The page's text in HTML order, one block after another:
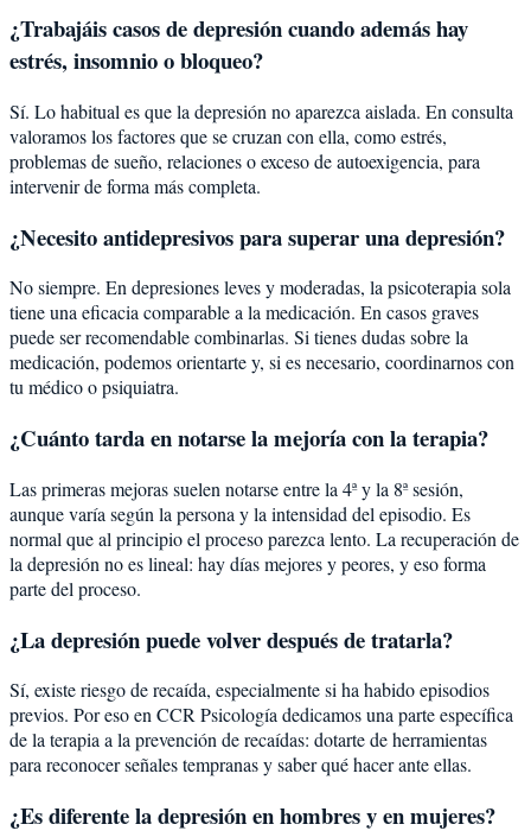
¿Trabajáis casos de depresión cuando además hay
estrés, insomnio o bloqueo?
Sí. Lo habitual es que la depresión no aparezca aislada. En consulta
valoramos los factores que se cruzan con ella, como estrés,
problemas de sueño, relaciones o exceso de autoexigencia, para
intervenir de forma más completa.
¿Necesito antidepresivos para superar una depresión?
No siempre. En depresiones leves y moderadas, la psicoterapia sola
tiene una eficacia comparable a la medicación. En casos graves
puede ser recomendable combinarlas. Si tienes dudas sobre la
medicación, podemos orientarte y, si es necesario, coordinarnos con
tu médico o psiquiatra.
¿Cuánto tarda en notarse la mejoría con la terapia?
Las primeras mejoras suelen notarse entre la 4ª y la 8ª sesión,
aunque varía según la persona y la intensidad del episodio. Es
normal que al principio el proceso parezca lento. La recuperación de
la depresión no es lineal: hay días mejores y peores, y eso forma
parte del proceso.
¿La depresión puede volver después de tratarla?
Sí, existe riesgo de recaída, especialmente si ha habido episodios
previos. Por eso en CCR Psicología dedicamos una parte específica
de la terapia a la prevención de recaídas: dotarte de herramientas
para reconocer señales tempranas y saber qué hacer ante ellas.
¿Es diferente la depresión en hombres y en mujeres?